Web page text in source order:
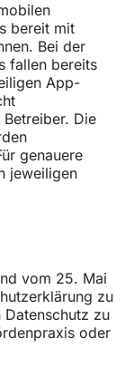
bereit mit
Bei der
fallen bereits
App-
Die
genauere
jeweiligen
vom 25. Mai
zu
zu
oder